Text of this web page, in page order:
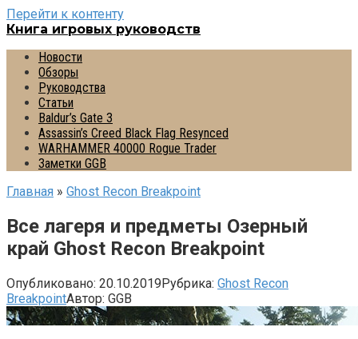
Перейти к контенту
Книга игровых руководств
Новости
Обзоры
Руководства
Статьи
Baldur’s Gate 3
Assassin’s Creed Black Flag Resynced
WARHAMMER 40000 Rogue Trader
Заметки GGB
Главная » Ghost Recon Breakpoint
Все лагеря и предметы Озерный
край Ghost Recon Breakpoint
Опубликовано: 20.10.2019Рубрика: Ghost Recon
BreakpointАвтор: GGB